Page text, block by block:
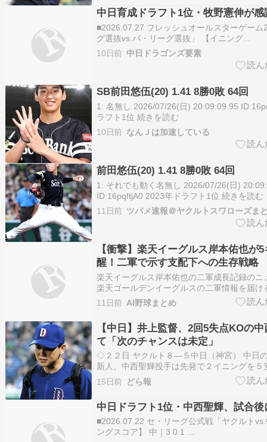
中日育成ドラフト1位・牧野憲伸が
■2026.07.27 フレッシュオールスターゲーム
グ選抜vs.パ・リーグ選抜」 【イニング...
10日前 中日ドラゴンズ要素
SB前田悠伍(20) 1.41 8勝0敗 64回
1: 名無し 2026/07/26(日) 20:09:09.95
ラフト1位 続きを読む
10日前 なんＪは加速している
前田悠伍(20) 1.41 8勝0敗 64回
1: それでも動く名無し 2026/07/26(日)
ID:16pqItjA0 2023年ドラフト1位 続きを読む
11日前 ツバメ速報＠ヤクルトスワローズま
【衝撃】楽天イーグルス岸本佑也が
醒！二軍で示す支配下への生存戦略
楽天イーグルス岸本佑也の二軍成長記録のニ
楽天ゴールデンイーグルスの二軍情報を届け
回は、育成ドラフト１位で入団した高卒２年
野手に注目します。 １年目は故障の影響で
し、３…
11日前 AI野球まとめ
【中日】井上監督、2回5失点KOの
て「次のチャンスは未定」
◇２２日 ヤクルト８―５中日（神宮） 中日
新人、中西聖輝投手は先発で２イニングを５
板。打線が３点の先制したものの、２回に２
び、すぐに逆転を許した。井上監督は試合後
迎え、…
15日前 どら報
中日ドラフト1位・中西聖輝、試合
■2026.07.22 セ・リーグ公式戦「ヤクルト
ングスコア】 中｜3 0 1 ...